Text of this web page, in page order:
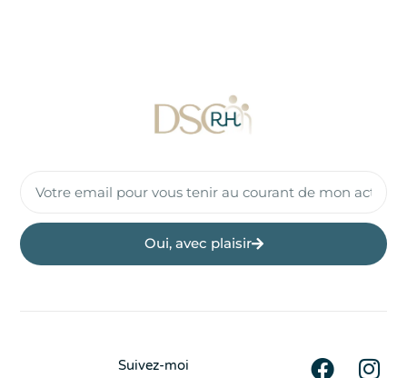
Oui, avec plaisir
Suivez-moi